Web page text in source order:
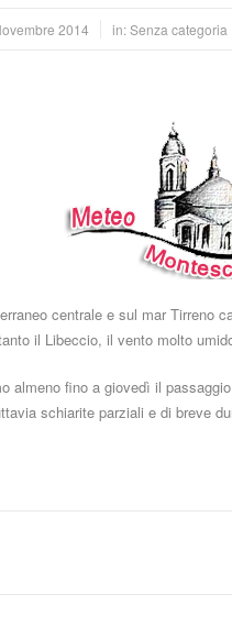
2014 in: Senza categoria
centrale e sul mar Tirreno
il Libeccio, il vento molto
almeno fino a giovedì il
schiarite parziali e di breve